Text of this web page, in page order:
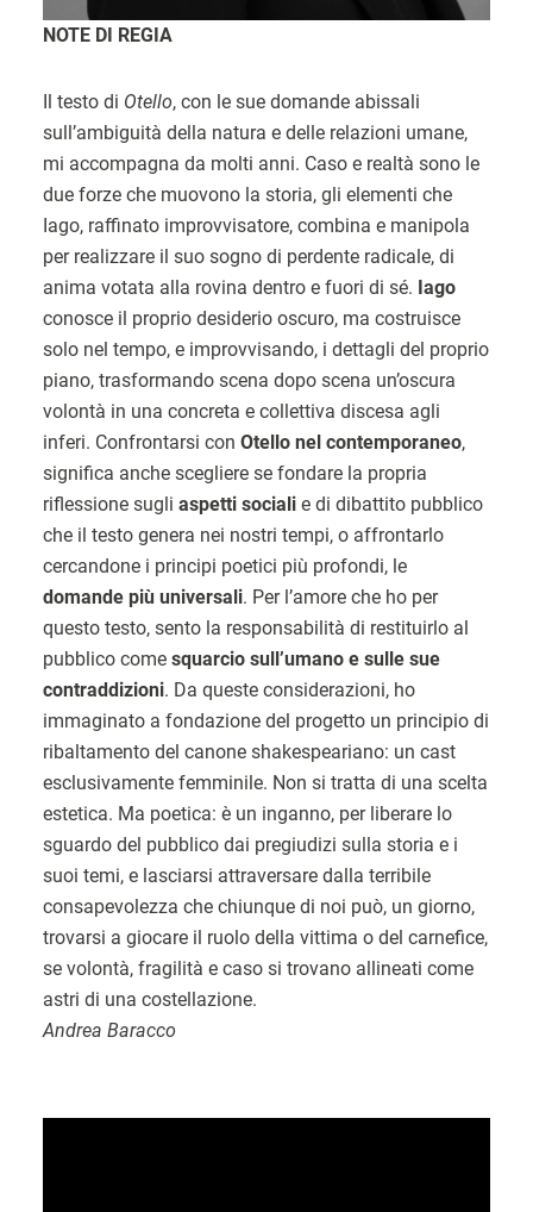
NOTE DI REGIA
Il testo di Otello, con le sue domande abissali
sull’ambiguità della natura e delle relazioni umane,
mi accompagna da molti anni. Caso e realtà sono le
due forze che muovono la storia, gli elementi che
Iago, raffinato improvvisatore, combina e manipola
per realizzare il suo sogno di perdente radicale, di
anima votata alla rovina dentro e fuori di sé. Iago
conosce il proprio desiderio oscuro, ma costruisce
solo nel tempo, e improvvisando, i dettagli del proprio
piano, trasformando scena dopo scena un’oscura
volontà in una concreta e collettiva discesa agli
inferi. Confrontarsi con Otello nel contemporaneo,
significa anche scegliere se fondare la propria
riflessione sugli aspetti sociali e di dibattito pubblico
che il testo genera nei nostri tempi, o affrontarlo
cercandone i principi poetici più profondi, le
domande più universali. Per l’amore che ho per
questo testo, sento la responsabilità di restituirlo al
pubblico come squarcio sull’umano e sulle sue
contraddizioni. Da queste considerazioni, ho
immaginato a fondazione del progetto un principio di
ribaltamento del canone shakespeariano: un cast
esclusivamente femminile. Non si tratta di una scelta
estetica. Ma poetica: è un inganno, per liberare lo
sguardo del pubblico dai pregiudizi sulla storia e i
suoi temi, e lasciarsi attraversare dalla terribile
consapevolezza che chiunque di noi può, un giorno,
trovarsi a giocare il ruolo della vittima o del carnefice,
se volontà, fragilità e caso si trovano allineati come
astri di una costellazione.
Andrea Baracco